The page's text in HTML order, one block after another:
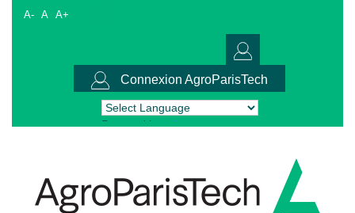
A- A A+
Connexion AgroParisTech
Powered by Translate